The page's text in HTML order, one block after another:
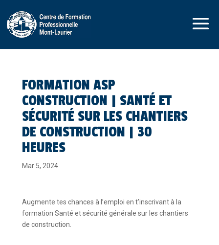
FORMATION ASP
CONSTRUCTION | SANTÉ ET
SÉCURITÉ SUR LES CHANTIERS
DE CONSTRUCTION | 30
HEURES
Mar 5, 2024
Augmente tes chances à l’emploi en t’inscrivant à la
formation Santé et sécurité générale sur les chantiers
de construction.